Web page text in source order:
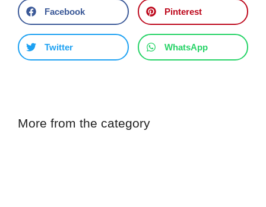
Facebook Pinterest
Twitter WhatsApp
More from the category